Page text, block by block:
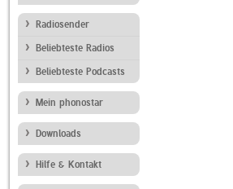
Radiosender
Beliebteste Radios
Beliebteste Podcasts
Mein phonostar
Downloads
Hilfe & Kontakt